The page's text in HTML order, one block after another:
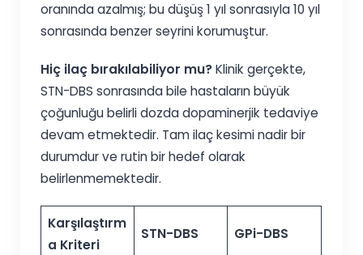
oranında azalmış; bu düşüş 1 yıl sonrasıyla 10 yıl
sonrasında benzer seyrini korumuştur.
Hiç ilaç bırakılabiliyor mu?Klinik gerçekte,
STN-DBS sonrasında bile hastaların büyük
çoğunluğu belirli dozda dopaminerjik tedaviye
devam etmektedir. Tam ilaç kesimi nadir bir
durumdur ve rutin bir hedef olarak
belirlenmemektedir.
Karşılaştırm
a Kriteri
STN-DBS GPi-DBS